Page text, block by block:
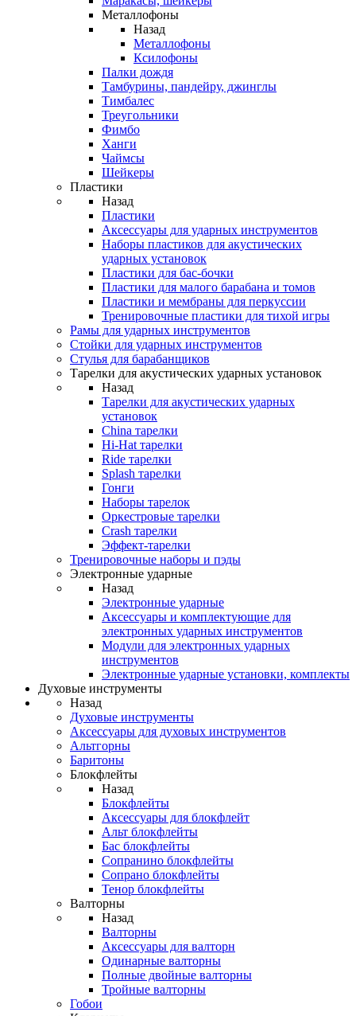
Металлофоны
Назад
Металлофоны
Ксилофоны
Палки дождя
Тамбурины, пандейру, джинглы
Тимбалес
Треугольники
Фимбо
Ханги
Чаймсы
Шейкеры
Пластики
Назад
Пластики
Аксессуары для ударных инструментов
Наборы пластиков для акустических
ударных установок
Пластики для бас-бочки
Пластики для малого барабана и томов
Пластики и мембраны для перкуссии
Тренировочные пластики для тихой игры
Рамы для ударных инструментов
Стойки для ударных инструментов
Стулья для барабанщиков
Тарелки для акустических ударных установок
Назад
Тарелки для акустических ударных
установок
China тарелки
Hi-Hat тарелки
Ride тарелки
Splash тарелки
Гонги
Наборы тарелок
Оркестровые тарелки
Сrash тарелки
Эффект-тарелки
Тренировочные наборы и пэды
Электронные ударные
Назад
Электронные ударные
Аксессуары и комплектующие для
электронных ударных инструментов
Модули для электронных ударных
инструментов
Электронные ударные установки, комплекты
Духовые инструменты
Назад
Духовые инструменты
Аксессуары для духовых инструментов
Альтгорны
Баритоны
Блокфлейты
Назад
Блокфлейты
Аксессуары для блокфлейт
Альт блокфлейты
Бас блокфлейты
Сопранино блокфлейты
Сопрано блокфлейты
Тенор блокфлейты
Валторны
Назад
Валторны
Аксессуары для валторн
Одинарные валторны
Полные двойные валторны
Тройные валторны
Гобои